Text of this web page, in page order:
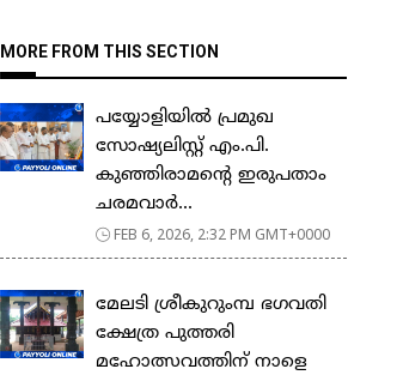
MORE FROM THIS SECTION
പയ്യോളിയിൽ പ്രമുഖ
സോഷ്യലിസ്റ്റ് എം.പി.
കുഞ്ഞിരാമന്റെ ഇരുപതാം
ചരമവാർ...
FEB 6, 2026, 2:32 PM GMT+0000
മേലടി ശ്രീകുറുംമ്പ ഭഗവതി
ക്ഷേത്ര പുത്തരി
മഹോത്സവത്തിന് നാളെ